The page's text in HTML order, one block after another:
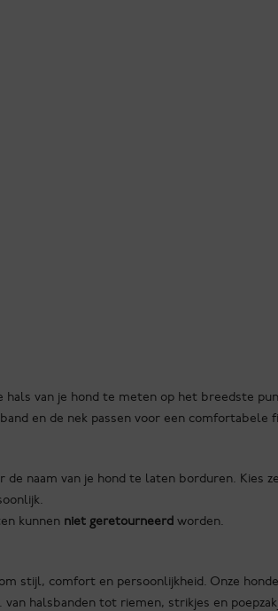
van je hond te meten op het breedste
en de nek passen voor een comfortabele
de naam van je hond te laten borduren.
kunnen niet geretourneerd worden.
stijl, comfort en persoonlijkheid. Onze
halsbanden tot riemen, strikjes en